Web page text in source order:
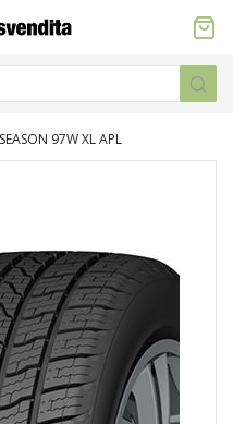
97W XL APL